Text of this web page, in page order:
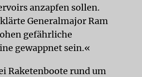
anzapfen sollen.
Generalmajor Ram
gefährliche
gewappnet sein.«
Raketenboote rund um